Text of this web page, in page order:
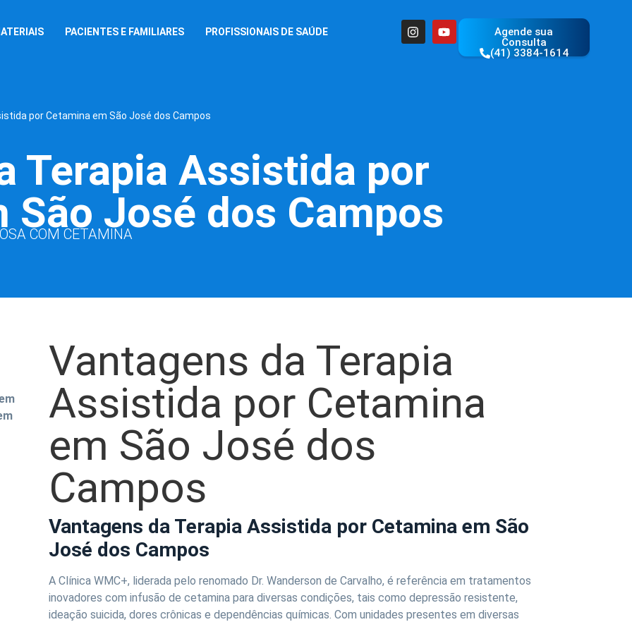
PACIENTES E FAMILIARES PROFISSIONAIS DE SAÚDE
Agende sua
Consulta
(41) 3384-1614
por Cetamina em São José dos Campos
Terapia Assistida por
São José dos Campos
COM CETAMINA
Vantagens da Terapia
Assistida por Cetamina
em São José dos
Campos
Vantagens da Terapia Assistida por Cetamina em São
José dos Campos
A Clínica WMC+, liderada pelo renomado Dr. Wanderson de Carvalho, é referência em tratamentos
inovadores com infusão de cetamina para diversas condições, tais como depressão resistente,
ideação suicida, dores crônicas e dependências químicas. Com unidades presentes em diversas